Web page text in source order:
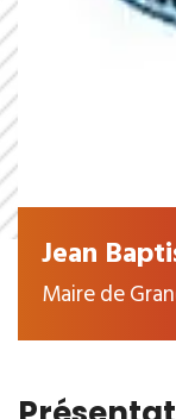
Jean
Maire de